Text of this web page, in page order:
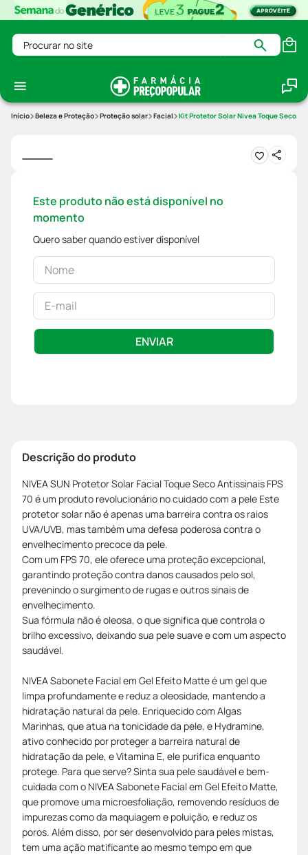
Procurar no site
Beleza e Proteção Proteção solar Facial Kit Protetor Solar Nivea Toque Seco
Este produto não está disponível no
momento
Quero saber quando estiver disponível
ENVIAR
Descrição do produto
NIVEA SUN Protetor Solar Facial Toque Seco Antissinais FPS
70 é um produto revolucionário no cuidado com a pele Este
protetor solar não é apenas uma barreira contra os raios
UVA/UVB, mas também uma defesa poderosa contra o
envelhecimento precoce da pele.
Com um FPS 70, ele oferece uma proteção excepcional,
garantindo proteção contra danos causados pelo sol,
prevenindo o surgimento de rugas e outros sinais de
envelhecimento.
Sua fórmula não é oleosa, o que significa que controla o
brilho excessivo, deixando sua pele suave e com um aspecto
saudável.
NIVEA Sabonete Facial em Gel Efeito Matte é um gel que
limpa profundamente e reduz a oleosidade, mantendo a
hidratação natural da pele. Enriquecido com Algas
Marinhas, que atua na tonicidade da pele, e Hydramine,
ativo conhecido por proteger a barreira natural de
hidratação da pele, e Vitamina E, ele purifica enquanto
protege. Para que serve? Sinta sua pele saudável e bem-
cuidada com o NIVEA Sabonete Facial em Gel Efeito Matte,
que promove uma microesfoliação, removendo resíduos de
impurezas como da maquiagem e poluição, e reduz os
poros. Além disso, por ser desenvolvido para peles mistas,
tem uma ação matificante ao mesmo tempo em que